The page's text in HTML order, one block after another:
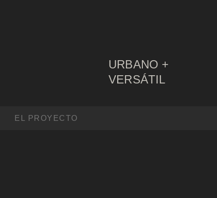
URBANO +
VERSÁTIL
EL PROYECTO